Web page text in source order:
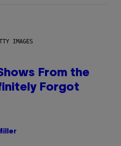
IMAGES
From the
Forgot